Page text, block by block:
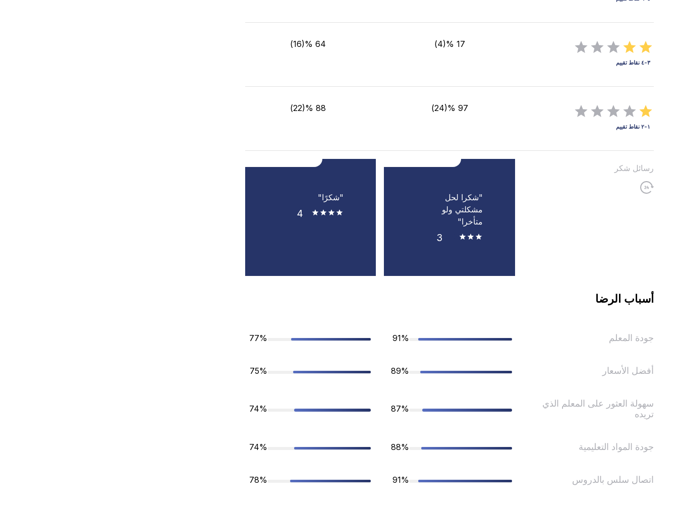
٣-٤ نقاط تقييم
17 %(4)
64 %(16)
١-٢ نقاط تقييم
97 %(24)
88 %(22)
رسائل شكر
"شكرا لحل
مشكلتي ولو
متأخرا"
3
"شكرًا"
4
أسباب الرضا
جودة المعلم 91%
77%
أفضل الأسعار 89%
75%
سهولة العثور على المعلم الذي
تريده
87%
74%
جودة المواد التعليمية 88%
74%
اتصال سلس بالدروس 91%
78%